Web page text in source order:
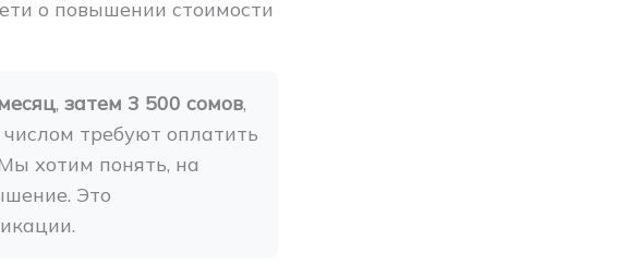
о повышении стоимости
, затем 3 500 сомов,
требуют оплатить
хотим понять, на
Это